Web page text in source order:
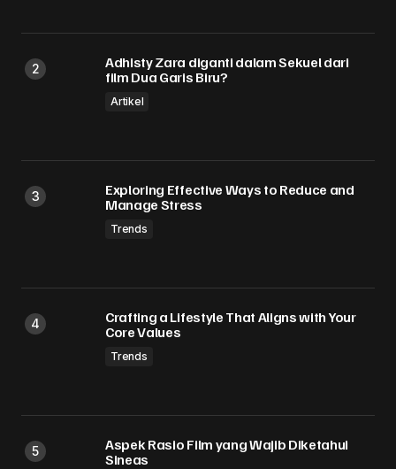
Submit Comment
Adhisty Zara diganti dalam Sekuel dari
film Dua Garis Biru?
Artikel
Exploring Effective Ways to Reduce and
Manage Stress
Trends
Crafting a Lifestyle That Aligns with Your
Core Values
Trends
Aspek Rasio Film yang Wajib Diketahui
Sineas